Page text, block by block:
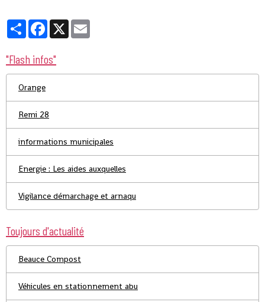
PartagerFacebook
X
"Flash infos"
Orange
Remi 28
informations municipales
Energie : Les aides auxquelles
Vigilance démarchage et arnaqu
Toujours d'actualité
Beauce Compost
Véhicules en stationnement abu